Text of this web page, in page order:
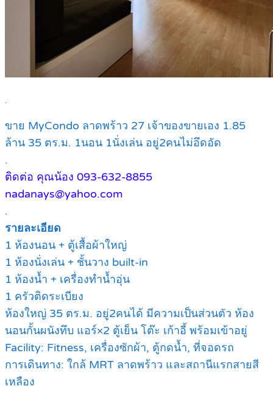
.
ขาย MyCondo ลาดพร้าว 27 เจ้าของขายเอง 1.85
ล้าน 35 ตร.ม. 1นอน 1นั่งเล่น อยู่2คนไม่อึดอัด
.
ติดต่อ คุณน้อง 093-632-8855
nadanays@yahoo.com
.
รายละเอียด
1 ห้องนอน + ตู้เสื้อผ้าใหญ่
1 ห้องนั่งเล่น + ชั้นวาง built-in
1 ห้องน้ำ + เครื่องทำน้ำอุ่น
1 ครัวติดระเบียง
ห้องใหญ่ 35 ตร.ม. อยู่2คนได้ มีความเป็นส่วนตัว ห้อง
นอนกั้นผนังทึบ แอร์×2 ตู้เย็น โต๊ะ เก้าอี้ พร้อมเข้าอยู่
Facility: Fitness, เครื่องซักผ้า, ตู้กดน้ำ, ที่จอดรถ
การเดินทาง: ใกล้ MRT ลาดพร้าว และสถานีแรกสายสี
เหลือง